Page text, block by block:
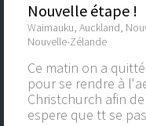
Nouvelle étape !
Waimauku, Auckland,
Nouvelle-Zélande
Ce matin on a
pour se rendre à
Christchurch afin
espere que tt se